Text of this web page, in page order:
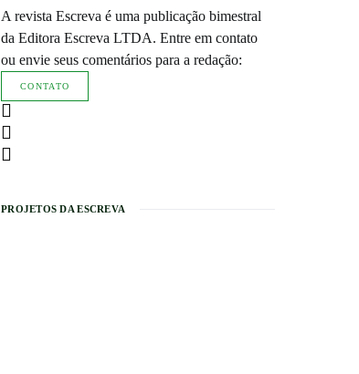
A revista Escreva é uma publicação bimestral
da Editora Escreva LTDA. Entre em contato
ou envie seus comentários para a redação:
CONTATO
PROJETOS DA ESCREVA